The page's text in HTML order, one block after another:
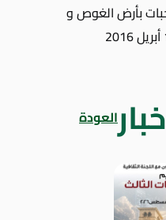
بأرض الغوص و
العودة